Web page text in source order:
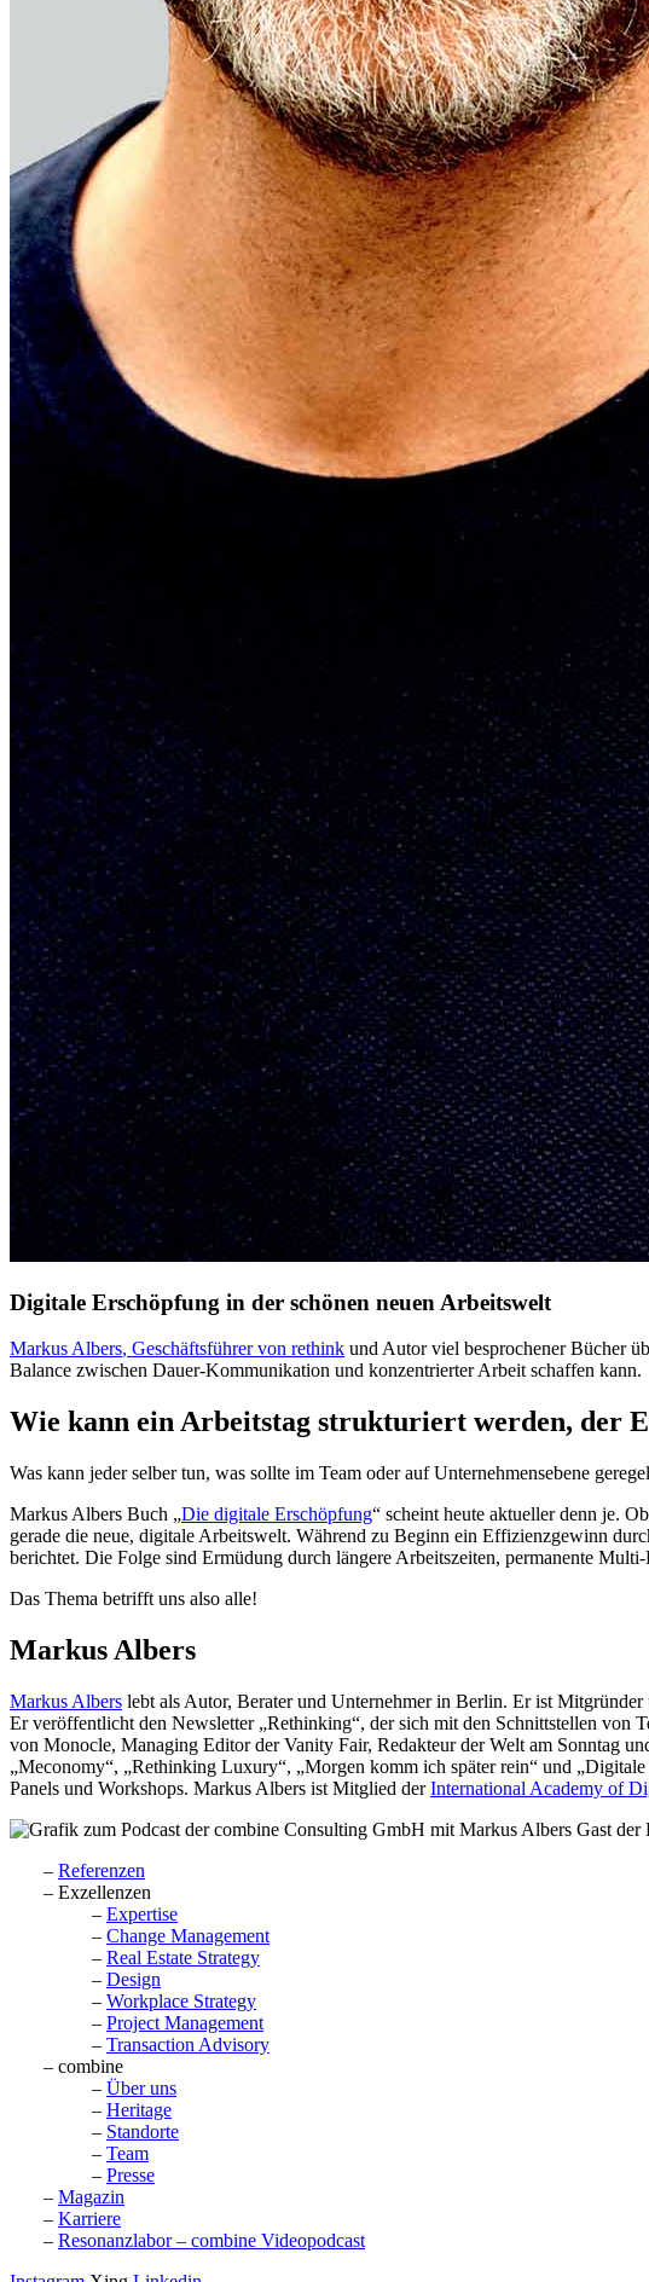
Digitale Erschöpfung in der schönen neuen Arbeitswelt
Markus Albers, Geschäftsführer von rethink und Autor viel besprochener Bücher
Balance zwischen Dauer-Kommunikation und konzentrierter Arbeit schaffen kann.
Wie kann ein Arbeitstag strukturiert werden, der
Was kann jeder selber tun, was sollte im Team oder auf Unternehmensebene
Markus Albers Buch „Die digitale Erschöpfung“ scheint heute aktueller denn je.
gerade die neue, digitale Arbeitswelt. Während zu Beginn ein Effizienzgewinn
berichtet. Die Folge sind Ermüdung durch längere Arbeitszeiten, permanente
Das Thema betrifft uns also alle!
Markus Albers
Markus Albers lebt als Autor, Berater und Unternehmer in Berlin. Er ist
Er veröffentlicht den Newsletter „Rethinking“, der sich mit den Schnittstellen
von Monocle, Managing Editor der Vanity Fair, Redakteur der Welt am Sonntag
„Meconomy“, „Rethinking Luxury“, „Morgen komm ich später rein“ und
Panels und Workshops. Markus Albers ist Mitglied derInternational Academy of
Referenzen
Exzellenzen
Expertise
Change Management
Real Estate Strategy
Design
Workplace Strategy
Project Management
Transaction Advisory
combine
Über uns
Heritage
Standorte
Team
Presse
Magazin
Karriere
Resonanzlabor – combine Videopodcast